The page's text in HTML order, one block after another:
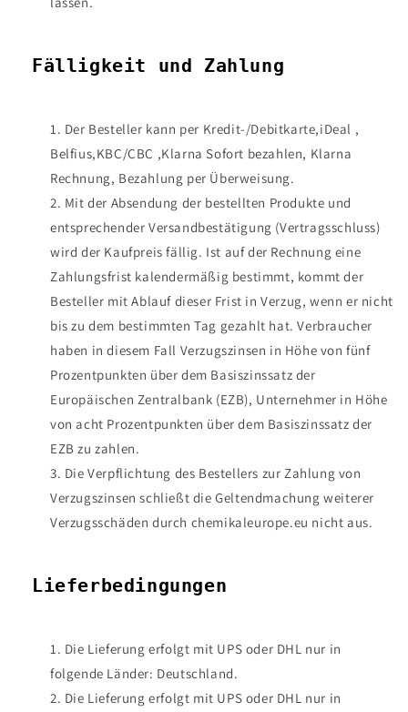
Fälligkeit und Zahlung
Der Besteller kann per Kredit-/Debitkarte,iDeal ,
Belfius,KBC/CBC ,Klarna Sofort bezahlen, Klarna
Rechnung, Bezahlung per Überweisung.
Mit der Absendung der bestellten Produkte und
entsprechender Versandbestätigung (Vertragsschluss)
wird der Kaufpreis fällig. Ist auf der Rechnung eine
Zahlungsfrist kalendermäßig bestimmt, kommt der
Besteller mit Ablauf dieser Frist in Verzug, wenn er nicht
bis zu dem bestimmten Tag gezahlt hat. Verbraucher
haben in diesem Fall Verzugszinsen in Höhe von fünf
Prozentpunkten über dem Basiszinssatz der
Europäischen Zentralbank (EZB), Unternehmer in Höhe
von acht Prozentpunkten über dem Basiszinssatz der
EZB zu zahlen.
Die Verpflichtung des Bestellers zur Zahlung von
Verzugszinsen schließt die Geltendmachung weiterer
Verzugsschäden durch chemikaleurope.eu nicht aus.
Lieferbedingungen
Die Lieferung erfolgt mit UPS oder DHL nur in
folgende Länder: Deutschland.
Die Lieferung erfolgt mit UPS oder DHL nur in